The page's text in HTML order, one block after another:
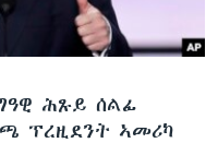
ሕጹይ ሰልፊ
ፕረዚደንት ኣመሪካ